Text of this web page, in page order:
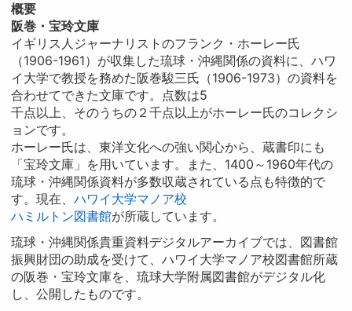
概要
阪巻・宝玲文庫
イギリス人ジャーナリストのフランク・ホーレー氏
（1906-1961）が収集した琉球・沖縄関係の資料に、ハワ
イ大学で教授を務めた阪巻駿三氏（1906-1973）の資料を
合わせてできた文庫です。点数は5
千点以上、そのうちの２千点以上がホーレー氏のコレクシ
ョンです。
ホーレー氏は、東洋文化への強い関心から、蔵書印にも
「宝玲文庫」を用いています。また、1400～1960年代の
琉球・沖縄関係資料が多数収蔵されている点も特徴的で
す。現在、ハワイ大学マノア校
ハミルトン図書館が所蔵しています。
琉球・沖縄関係貴重資料デジタルアーカイブでは、図書館
振興財団の助成を受けて、ハワイ大学マノア校図書館所蔵
の阪巻・宝玲文庫を、琉球大学附属図書館がデジタル化
し、公開したものです。